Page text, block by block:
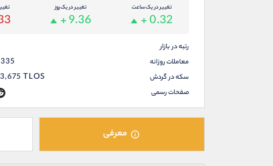
تغییر در یک ساعت
+ 0.32
تغییر در یک روز
+ 9.36
رتبه در بازار
معاملات روزانه
سکه در گردش TLOS
صفحات رسمی
معرفی